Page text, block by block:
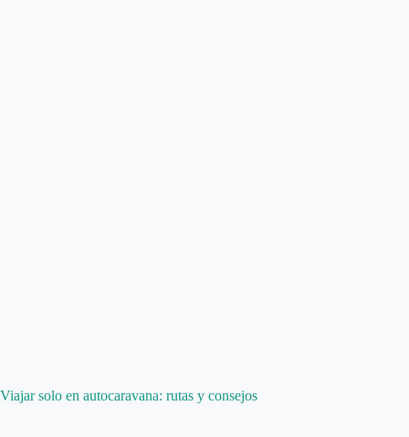
Viajar solo en autocaravana: rutas y consejos